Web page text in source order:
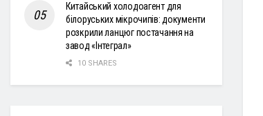
Китайський холодоагент для
білоруських мікрочипів: документи
розкрили ланцюг постачання на
завод «Інтеграл»
10 SHARES